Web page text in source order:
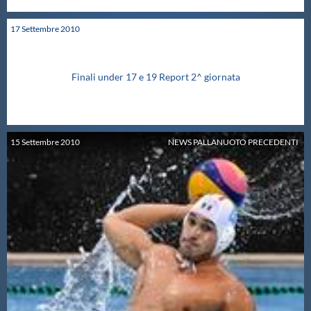
17Settembre2010
Finali under 17 e 19 Report 2^ giornata
NEWS PALLANUOTO PRECEDENTI
15 Settembre2010